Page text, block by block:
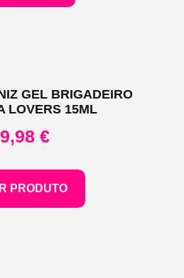
GEL BRIGADEIRO
LOVERS 15ML
9,98 €
PRODUTO